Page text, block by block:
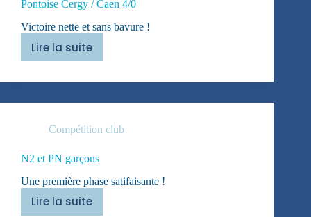
Pontoise Cergy / Caen 4/0
Victoire nette et sans bavure !
Lire la suite
Pontoise
/
Caen
Compétition club
N2 et PN garçons
Une première phase satifaisante !
Lire la suite
N2